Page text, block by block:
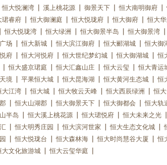
恒大悦澜湾 溪上桃花源 御景天下 恒大南明御府
珺睿府 恒大御澜庭 恒大悦珑府 恒大御府 恒大
恒大悦珑湾 恒大绿洲 恒大御景半岛 恒大御景湾
场 恒大新城 恒大滨江御府 恒大郦湖城 恒大御
府 恒大河悦府 恒大世纪梦幻城 恒大御湖城 恒
恒大盛京珺庭 恒大汇鑫山庄 恒大云玺 恒大青运
境 平果恒大城 恒大昆海湖 恒大黄河生态城 恒
大江湾 恒大城 恒大牧云天峰 恒大西辰绿洲 恒
恒大山湖郡 恒大御景天下 恒大御都会 恒大轨
半岛 恒大溪上桃花源 恒大珺悦府 恒大未来之光
恒大明秀庄园 恒大滨河世家 恒大生态文化城
恒大悦珑台 恒大森林海 恒大时尚慧谷大厦 恒
大文化旅游城 恒大云玺华庭